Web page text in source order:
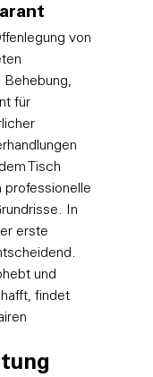
von
Behebung,
für
Tisch
professionelle
In
erste
und
findet